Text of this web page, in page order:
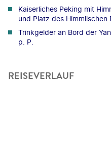
Kaiserliches Peking mit
und Platz des Himmlischen
Trinkgelder an Bord der
p. P.
REISEVERLAUF